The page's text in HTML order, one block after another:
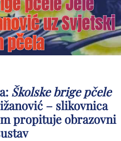
uz Svjetski
pčela
Školske brige pčele
– slikovnica
propituje obrazovni